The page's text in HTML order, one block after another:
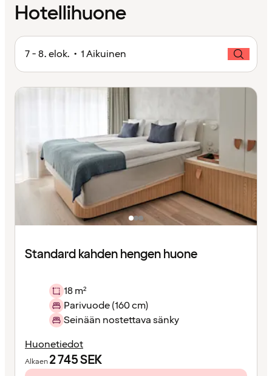
Hotellihuone
7 - 8. elok. • 1 Aikuinen
Standard kahden hengen huone
18 m²
Parivuode (160 cm)
Seinään nostettava sänky
Huonetiedot
Alkaen2 745SEK